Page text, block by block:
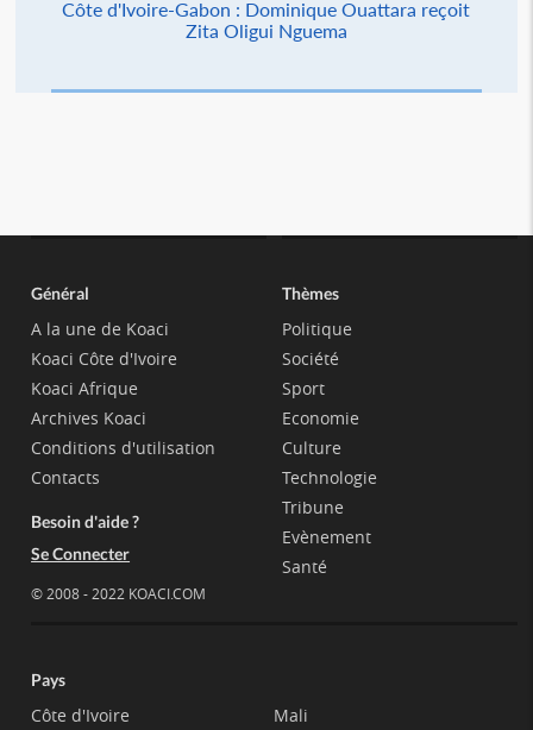
Côte d'Ivoire-Gabon : Dominique Ouattara reçoit
Zita Oligui Nguema
Général
A la une de Koaci
Koaci Côte d'Ivoire
Koaci Afrique
Archives Koaci
Conditions d'utilisation
Contacts
Besoin d'aide ?
Se Connecter
© 2008 - 2022 KOACI.COM
Thèmes
Politique
Société
Sport
Economie
Culture
Technologie
Tribune
Evènement
Santé
Pays
Côte d'Ivoire
Mali